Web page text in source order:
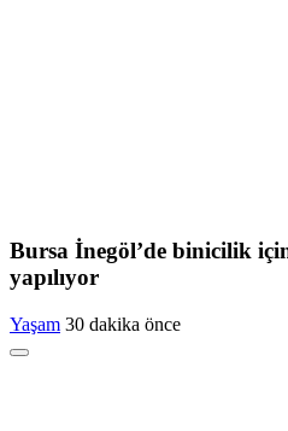
Bursa İnegöl’de binicilik
yapılıyor
Yaşam 30 dakika önce